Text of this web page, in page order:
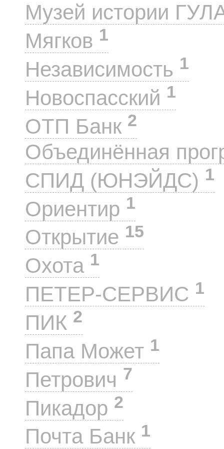
Музей истории
Мягков 1
Независимость 1
Новоспасский 1
ОТП Банк 2
Объединённая
СПИД (ЮНЭЙДС) 1
Ориентир 1
Открытие 15
Охота 1
ПЕТЕР-СЕРВИС 1
ПИК 2
Папа Может 1
Петрович 7
Пикадор 2
Почта Банк 1